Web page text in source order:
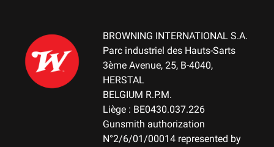
BROWNING INTERNATIONAL S.A.
Parc industriel des Hauts-Sarts
3ème Avenue, 25, B-4040,
HERSTAL
BELGIUM R.P.M.
Liège : BE0430.037.226
Gunsmith authorization
N°2/6/01/00014 represented by